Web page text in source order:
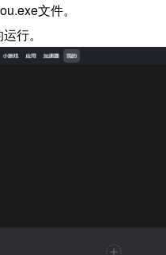
文件。
行。